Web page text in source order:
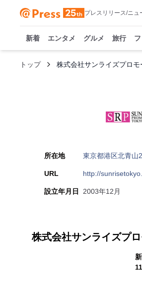
プレスリリース/ニ
新着 エンタメ グルメ 旅行
トップ 株式会社サンライズプロ
所在地 東京都港区北青山
URL http://
設立年月日 2003年12月
株式会社サンライズプ